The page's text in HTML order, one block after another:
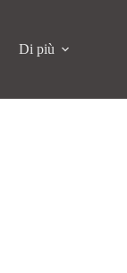
Di più